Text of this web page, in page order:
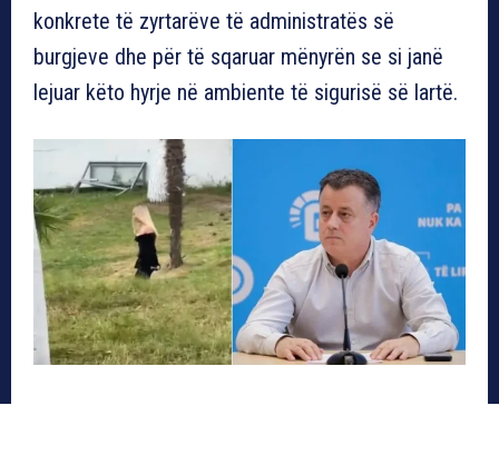
konkrete të zyrtarëve të administratës së
burgjeve dhe për të sqaruar mënyrën se si janë
lejuar këto hyrje në ambiente të sigurisë së lartë.